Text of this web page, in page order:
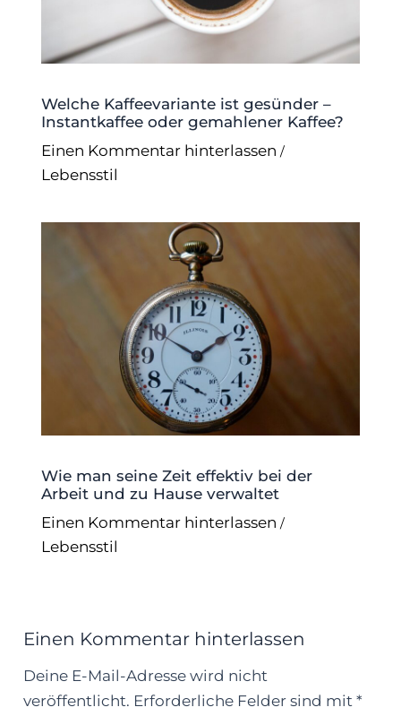
Welche Kaffeevariante ist gesünder –
Instantkaffee oder gemahlener Kaffee?
Einen Kommentar hinterlassen /
Lebensstil
Wie man seine Zeit effektiv bei der
Arbeit und zu Hause verwaltet
Einen Kommentar hinterlassen /
Lebensstil
Einen Kommentar hinterlassen
Deine E-Mail-Adresse wird nicht
veröffentlicht. Erforderliche Felder sind mit*